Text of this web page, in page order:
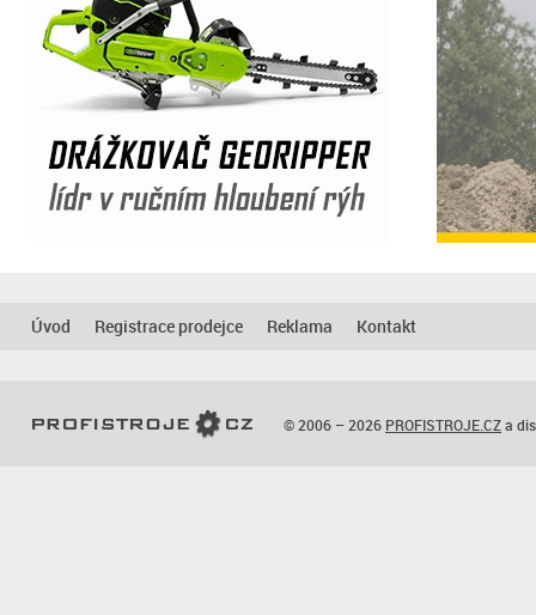
Úvod Registrace prodejce Reklama Kontakt
© 2006 – 2026 PROFISTROJE.CZa